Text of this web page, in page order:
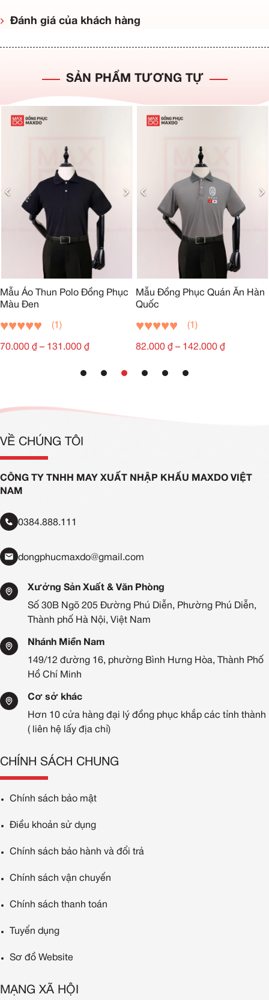
Đánh giá của khách hàng
SẢN PHẨM TƯƠNG TỰ
Mẫu Áo Thun Polo Đồng Phục
Màu Đen
(1)
70.000 ₫ – 131.000 ₫
Mẫu Đồng Phục Quán Ăn Hàn
Quốc
(1)
82.000 ₫ – 142.000 ₫
VỀ CHÚNG TÔI
CÔNG TY TNHH MAY XUẤT NHẬP KHẨU MAXDO VIỆT
NAM
0384.888.111
dongphucmaxdo@gmail.com
Xưởng Sản Xuất & Văn Phòng
Số 30B Ngõ 205 Đường Phú Diễn, Phường Phú Diễn,
Thành phố Hà Nội, Việt Nam
Nhánh Miền Nam
149/12 đường 16, phường Bình Hưng Hòa, Thành Phố
Hồ Chí Minh
Cơ sở khác
Hơn 10 cửa hàng đại lý đồng phục khắp các tỉnh thành
( liên hệ lấy địa chỉ)
CHÍNH SÁCH CHUNG
Chính sách bảo mật
Điều khoản sử dụng
Chính sách bảo hành và đổi trả
Chính sách vận chuyển
Chính sách thanh toán
Tuyển dụng
Sơ đồ Website
MẠNG XÃ HỘI